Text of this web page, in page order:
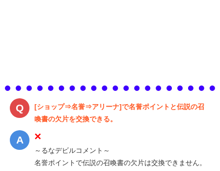
[ショップ⇒名誉⇒アリーナ]で名誉ポイントと伝説の召
喚書の欠片を交換できる。
×
～るなデビルコメント～
名誉ポイントで伝説の召喚書の欠片は交換できません。